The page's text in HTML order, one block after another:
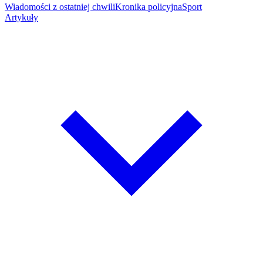
Wiadomości z ostatniej chwiliKronika policyjnaSport
Artykuły